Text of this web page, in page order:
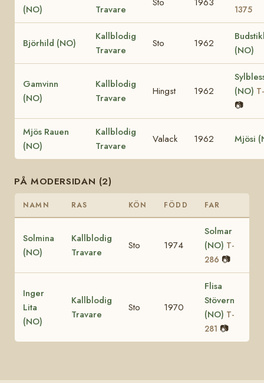
(NO)
Travare
1375
Björhild (NO)
Kallblodig
Travare
Sto 1962
(NO)
Gamvinn
(NO)
Kallblodig
Travare
Hingst 1962
(NO)
📷
Mjös Rauen
(NO)
Kallblodig
Travare
Valack 1962 Mjösi
PÅ MODERSIDAN (2)
NAMN RAS KÖN FÖDD FAR
Solmina
(NO)
Kallblodig
Travare
Sto 1974
Solmar
(NO) T-
286 📷
Inger
Lita
(NO)
Kallblodig
Travare
Sto 1970
Flisa
Stövern
(NO) T-
281 📷